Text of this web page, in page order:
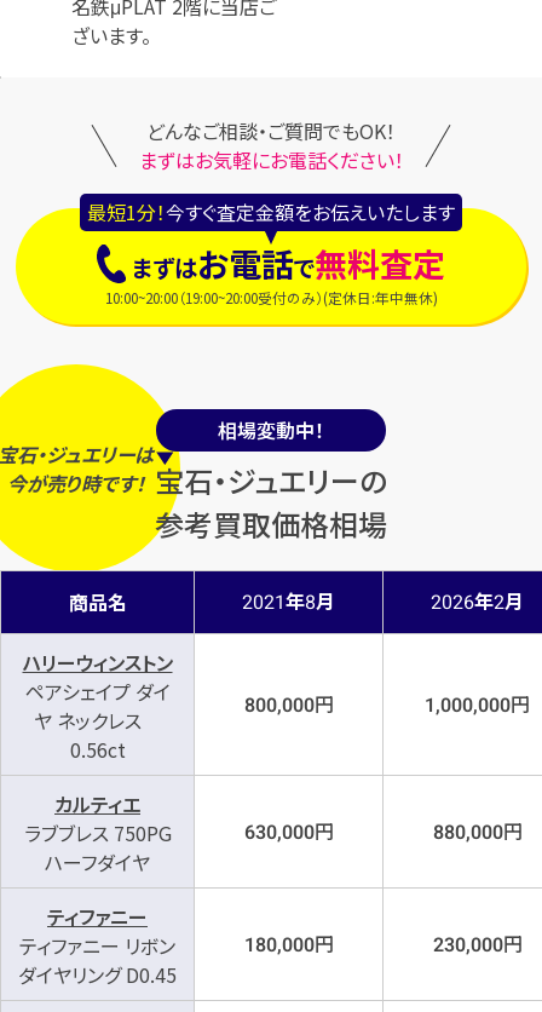
名鉄μPLAT 2階に当店ご
ざいます。
どんなご相談・ご質問でもOK！
まずはお気軽にお電話ください！
最短1分！今すぐ査定金額をお伝えいたします
まずはお電話で無料査定
10:00~20:00（19:00~20:00受付のみ）(定休日:年中無休)
相場変動中！
宝石・ジュエリーの
参考買取価格相場
石・ジュエリーは
今が売り時です！
商品名 2021年8月 2026年2月
ハリーウィンストン
ペアシェイプ ダイ
ヤ ネックレス
0.56ct
800,000円 1,000,000円
カルティエ
ラブブレス 750PG
ハーフダイヤ
630,000円 880,000円
ティファニー
ティファニー リボン
ダイヤリング D0.45
180,000円 230,000円